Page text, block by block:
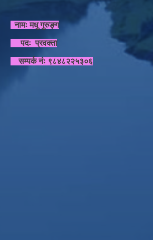
नामः मधु गुरुङ्ग
पदः प्रवक्ता
सम्पर्क नंः ९८४८२२५३०६